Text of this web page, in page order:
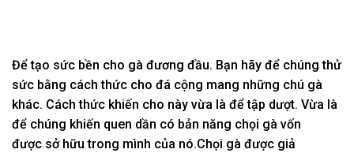
Để tạo sức bền cho gà đương đầu. Bạn hãy để chúng thử
sức bằng cách thức cho đá cộng mang những chú gà
khác. Cách thức khiến cho này vừa là đểtập dượt. Vừa là
để chúng khiến quen dần có bản năng chọi gà vốn
được sở hữu trong mình của nó.Chọi gà được giả